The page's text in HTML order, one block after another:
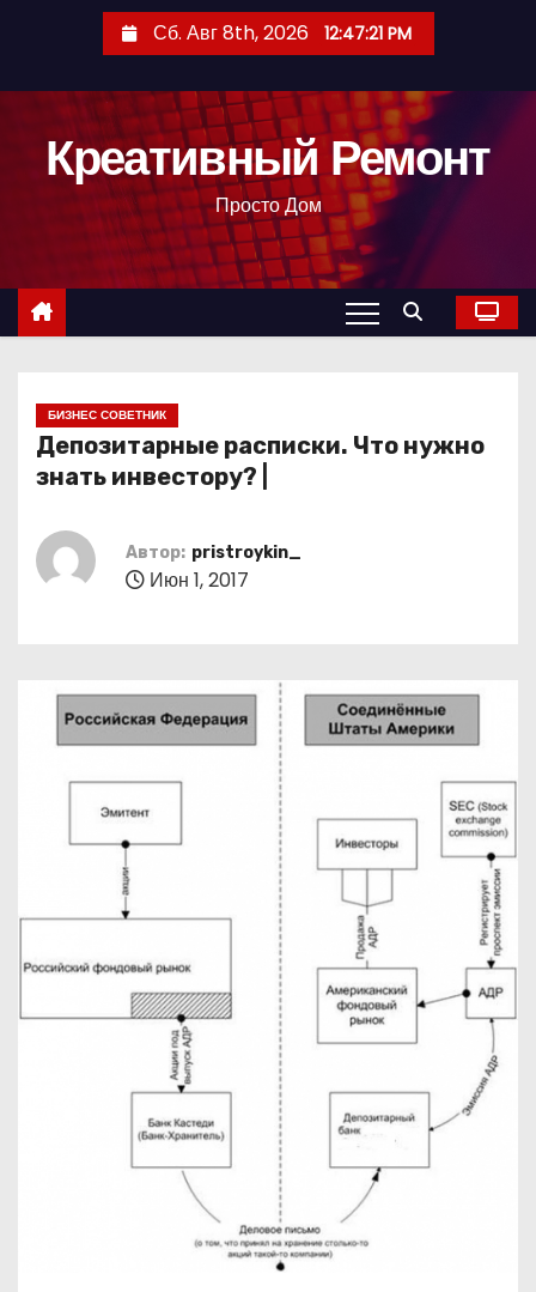
с
Сб. Авг 8th, 2026 12:47:21 PM
Креативный Ремонт
Просто Дом
БИЗНЕС СОВЕТНИК
Депозитарные расписки. Что нужно
знать инвестору? |
Автор: pristroykin_
Июн 1, 2017